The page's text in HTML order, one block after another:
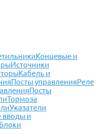
Концевые и
Источники
Кабель и
Посты управленияРеле
Посты
Тормоза
Указатели
вводы и
Блоки